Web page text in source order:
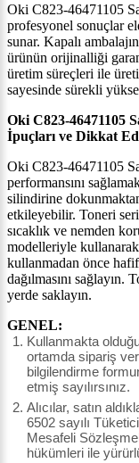
Oki C823-46471105
profesyonel sonuçlar
sunar. Kapalı
ürünün orijinalliği
üretim süreçleri ile
sayesinde sürekli
Oki C823-46471105
İpuçları ve Dikkat
Oki C823-46471105
performansını
silindirine
etkileyebilir. Toneri
sıcaklık ve nemden
modelleriyle kullanarak
kullanmadan önce
dağılmasını
yerde saklayın.
GENEL:
Kullanmakta
ortamda sipariş
bilgilendirme
etmiş sayılırsınız.
Alıcılar, satın
6502 sayılı
Mesafeli
hükümleri ile